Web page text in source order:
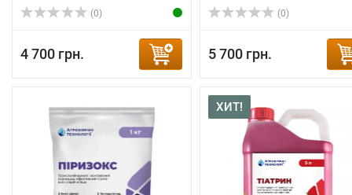
(0)
4 700 грн.
(0)
5 700 грн.
ХИТ!